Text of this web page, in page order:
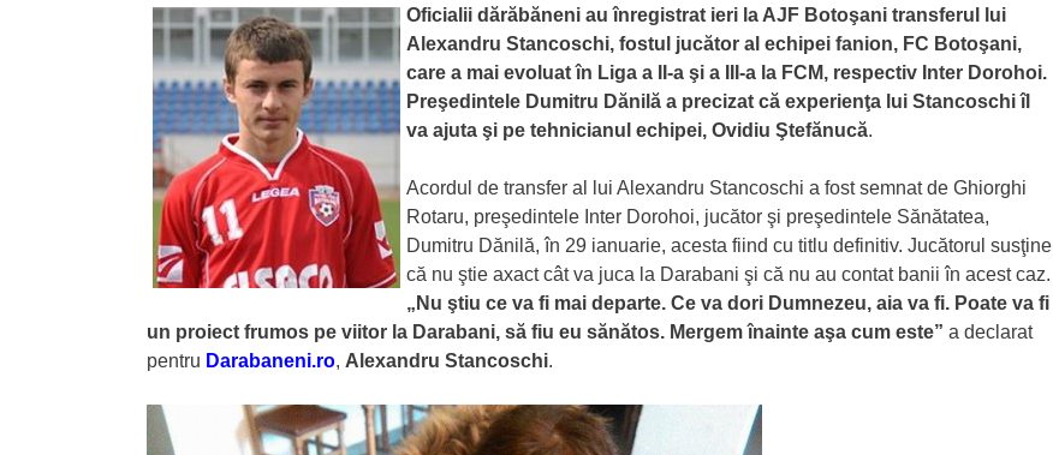
Oficialii dărăbăneni au înregistrat ieri la AJF Botoşani transferul lui
Alexandru Stancoschi, fostul jucător al echipei fanion, FC Botoşani,
care a mai evoluat în Liga a II-a şi a III-a la FCM, respectiv Inter Dorohoi.
Preşedintele Dumitru Dănilă a precizat că experienţa lui Stancoschi îl
va ajuta şi pe tehnicianul echipei, Ovidiu Ştefănucă.
Acordul de transfer al lui Alexandru Stancoschi a fost semnat de Ghiorghi
Rotaru, preşedintele Inter Dorohoi, jucător şi preşedintele Sănătatea,
Dumitru Dănilă, în 29 ianuarie, acesta fiind cu titlu definitiv. Jucătorul susţine
că nu ştie axact cât va juca la Darabani şi că nu au contat banii în acest caz.
„Nu ştiu ce va fi mai departe. Ce va dori Dumnezeu, aia va fi. Poate va fi
un proiect frumos pe viitor la Darabani, să fiu eu sănătos. Mergem înainte aşa cum este” a declarat
pentru Darabaneni.ro, Alexandru Stancoschi.